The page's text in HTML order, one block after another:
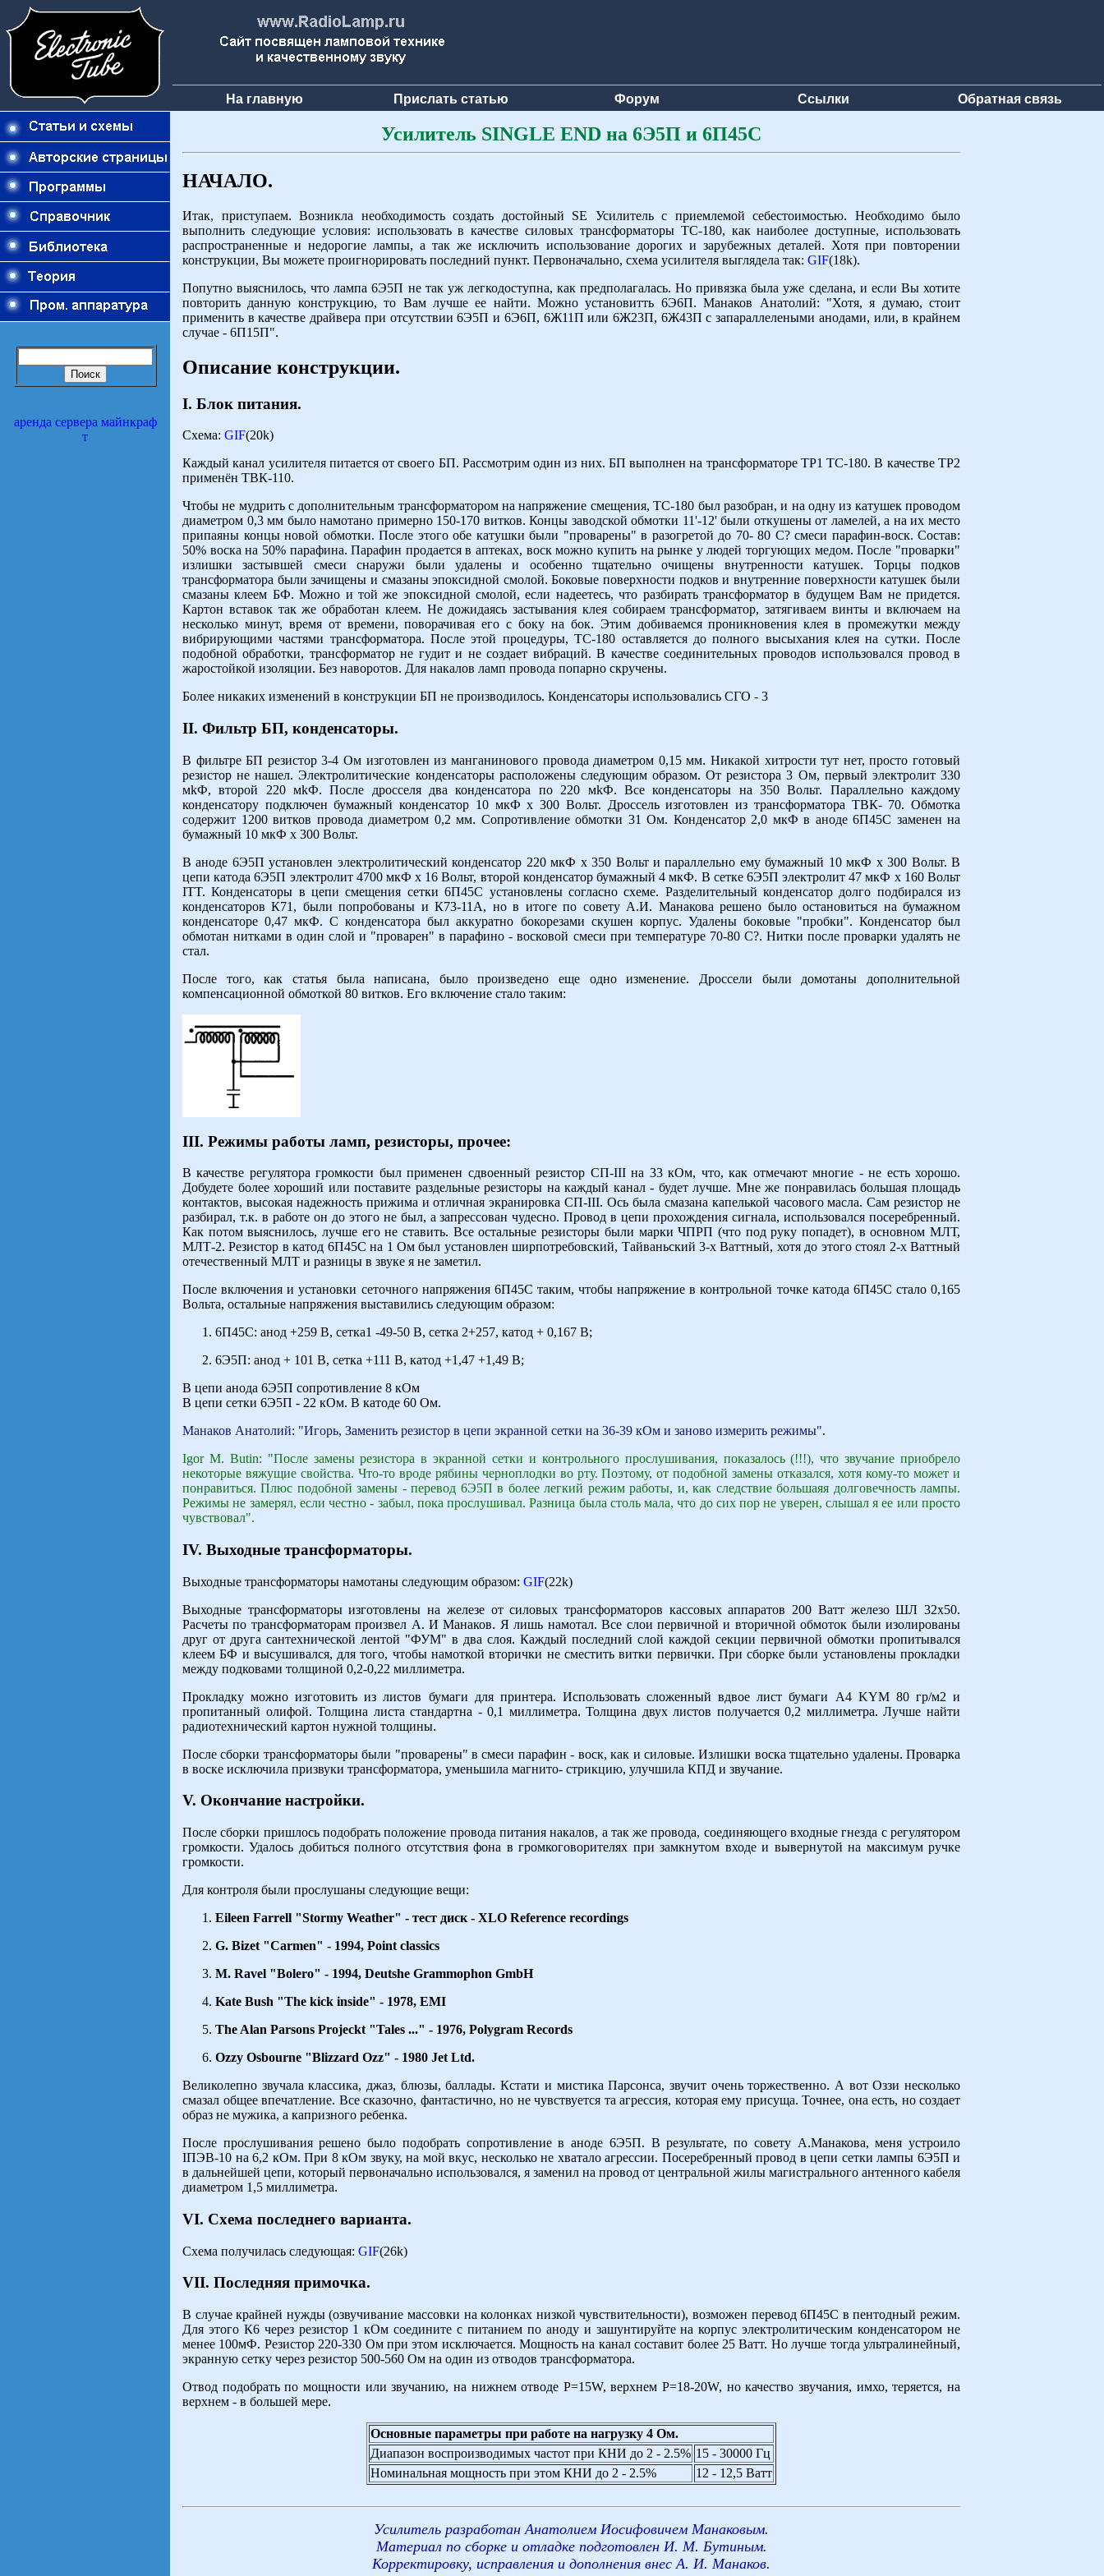
На главную Прислать статью Форум Ссылки Обратная связь
аренда сервера майнкраф
т
Усилитель SINGLE END на 6Э5П и 6П45С
НАЧАЛО.
Итак, приступаем. Возникла необходимость создать достойный SE Усилитель с приемлемой себестоимостью. Необходимо было
выполнить следующие условия: использовать в качестве силовых трансформаторы ТС-180, как наиболее доступные, использовать
распространенные и недорогие лампы, а так же исключить использование дорогих и зарубежных деталей. Хотя при повторении
конструкции, Вы можете проигнорировать последний пункт. Первоначально, схема усилителя выглядела так: GIF(18k).
Попутно выяснилось, что лампа 6Э5П не так уж легкодоступна, как предполагалась. Но привязка была уже сделана, и если Вы хотите
повторить данную конструкцию, то Вам лучше ее найти. Можно установитть 6Э6П. Манаков Анатолий: "Хотя, я думаю, стоит
применить в качестве драйвера при отсутствии 6Э5П и 6Э6П, 6Ж11П или 6Ж23П, 6Ж43П с запараллелеными анодами, или, в крайнем
случае - 6П15П".
Описание конструкции.
I. Блок питания.
Схема: GIF(20k)
Каждый канал усилителя питается от своего БП. Рассмотрим один из них. БП выполнен на трансформаторе ТР1 ТС-180. В качестве ТР2
применён ТВК-110.
Чтобы не мудрить с дополнительным трансформатором на напряжение смещения, ТС-180 был разобран, и на одну из катушек проводом
диаметром 0,3 мм было намотано примерно 150-170 витков. Концы заводской обмотки 11'-12' были откушены от ламелей, а на их место
припаяны концы новой обмотки. После этого обе катушки были "проварены" в разогретой до 70- 80 С? смеси парафин-воск. Состав:
50% воска на 50% парафина. Парафин продается в аптеках, воск можно купить на рынке у людей торгующих медом. После "проварки"
излишки застывшей смеси снаружи были удалены и особенно тщательно очищены внутренности катушек. Торцы подков
трансформатора были зачищены и смазаны эпоксидной смолой. Боковые поверхности подков и внутренние поверхности катушек были
смазаны клеем БФ. Можно и той же эпоксидной смолой, если надеетесь, что разбирать трансформатор в будущем Вам не придется.
Картон вставок так же обработан клеем. Не дожидаясь застывания клея собираем трансформатор, затягиваем винты и включаем на
несколько минут, время от времени, поворачивая его с боку на бок. Этим добиваемся проникновения клея в промежутки между
вибрирующими частями трансформатора. После этой процедуры, ТС-180 оставляется до полного высыхания клея на сутки. После
подобной обработки, трансформатор не гудит и не создает вибраций. В качестве соединительных проводов использовался провод в
жаростойкой изоляции. Без наворотов. Для накалов ламп провода попарно скручены.
Более никаких изменений в конструкции БП не производилось. Конденсаторы использовались СГО - 3
II. Фильтр БП, конденсаторы.
В фильтре БП резистор 3-4 Ом изготовлен из манганинового провода диаметром 0,15 мм. Никакой хитрости тут нет, просто готовый
резистор не нашел. Электролитические конденсаторы расположены следующим образом. От резистора 3 Ом, первый электролит 330
мkФ, второй 220 мkФ. После дросселя два конденсатора по 220 мkФ. Все конденсаторы на 350 Вольт. Параллельно каждому
конденсатору подключен бумажный конденсатор 10 мкФ х 300 Вольт. Дроссель изготовлен из трансформатора ТВК- 70. Обмотка
содержит 1200 витков провода диаметром 0,2 мм. Сопротивление обмотки 31 Ом. Конденсатор 2,0 мкФ в аноде 6П45С заменен на
бумажный 10 мкФ х 300 Вольт.
В аноде 6Э5П установлен электролитический конденсатор 220 мкФ х 350 Вольт и параллельно ему бумажный 10 мкФ х 300 Вольт. В
цепи катода 6Э5П электролит 4700 мкФ х 16 Вольт, второй конденсатор бумажный 4 мкФ. В сетке 6Э5П электролит 47 мкФ х 160 Вольт
ITT. Конденсаторы в цепи смещения сетки 6П45С установлены согласно схеме. Разделительный конденсатор долго подбирался из
конденсаторов К71, были попробованы и К73-11А, но в итоге по совету А.И. Манакова решено было остановиться на бумажном
конденсаторе 0,47 мкФ. С конденсатора был аккуратно бокорезами скушен корпус. Удалены боковые "пробки". Конденсатор был
обмотан нитками в один слой и "проварен" в парафино - восковой смеси при температуре 70-80 С?. Нитки после проварки удалять не
стал.
После того, как статья была написана, было произведено еще одно изменение. Дроссели были домотаны дополнительной
компенсационной обмоткой 80 витков. Его включение стало таким:
III. Режимы работы ламп, резисторы, прочее:
В качестве регулятора громкости был применен сдвоенный резистор СП-III на 33 кОм, что, как отмечают многие - не есть хорошо.
Добудете более хороший или поставите раздельные резисторы на каждый канал - будет лучше. Мне же понравилась большая площадь
контактов, высокая надежность прижима и отличная экранировка СП-III. Ось была смазана капелькой часового масла. Сам резистор не
разбирал, т.к. в работе он до этого не был, а запрессован чудесно. Провод в цепи прохождения сигнала, использовался посеребренный.
Как потом выяснилось, лучше его не ставить. Все остальные резисторы были марки ЧПРП (что под руку попадет), в основном МЛТ,
МЛТ-2. Резистор в катод 6П45С на 1 Ом был установлен ширпотребовский, Тайваньский 3-х Ваттный, хотя до этого стоял 2-х Ваттный
отечественный МЛТ и разницы в звуке я не заметил.
После включения и установки сеточного напряжения 6П45С таким, чтобы напряжение в контрольной точке катода 6П45С стало 0,165
Вольта, остальные напряжения выставились следующим образом:
6П45С: анод +259 В, сетка1 -49-50 В, сетка 2+257, катод + 0,167 В;
6Э5П: анод + 101 В, сетка +111 В, катод +1,47 +1,49 В;
В цепи анода 6Э5П сопротивление 8 кОм
В цепи сетки 6Э5П - 22 кОм. В катоде 60 Ом.
Манаков Анатолий: "Игорь, Заменить резистор в цепи экранной сетки на 36-39 кОм и заново измерить режимы".
Igor M. Butin: "После замены резистора в экранной сетки и контрольного прослушивания, показалось (!!!), что звучание приобрело
некоторые вяжущие свойства. Что-то вроде рябины черноплодки во рту. Поэтому, от подобной замены отказался, хотя кому-то может и
понравиться. Плюс подобной замены - перевод 6Э5П в более легкий режим работы, и, как следствие большаяя долговечность лампы.
Режимы не замерял, если честно - забыл, пока прослушивал. Разница была столь мала, что до сих пор не уверен, слышал я ее или просто
чувствовал".
IV. Выходные трансформаторы.
Выходные трансформаторы намотаны следующим образом: GIF(22k)
Выходные трансформаторы изготовлены на железе от силовых трансформаторов кассовых аппаратов 200 Ватт железо ШЛ 32х50.
Расчеты по трансформаторам произвел А. И Манаков. Я лишь намотал. Все слои первичной и вторичной обмоток были изолированы
друг от друга сантехнической лентой "ФУМ" в два слоя. Каждый последний слой каждой секции первичной обмотки пропитывался
клеем БФ и высушивался, для того, чтобы намоткой вторички не сместить витки первички. При сборке были установлены прокладки
между подковами толщиной 0,2-0,22 миллиметра.
Прокладку можно изготовить из листов бумаги для принтера. Использовать сложенный вдвое лист бумаги А4 KYM 80 гр/м2 и
пропитанный олифой. Толщина листа стандартна - 0,1 миллиметра. Толщина двух листов получается 0,2 миллиметра. Лучше найти
радиотехнический картон нужной толщины.
После сборки трансформаторы были "проварены" в смеси парафин - воск, как и силовые. Излишки воска тщательно удалены. Проварка
в воске исключила призвуки трансформатора, уменьшила магнито- стрикцию, улучшила КПД и звучание.
V. Окончание настройки.
После сборки пришлось подобрать положение провода питания накалов, а так же провода, соединяющего входные гнезда с регулятором
громкости. Удалось добиться полного отсутствия фона в громкоговорителях при замкнутом входе и вывернутой на максимум ручке
громкости.
Для контроля были прослушаны следующие вещи:
Eileen Farrell "Stormy Weather" - тест диск - XLO Reference recordings
G. Bizet "Carmen" - 1994, Point classics
M. Ravel "Bolero" - 1994, Deutshe Grammophon GmbH
Kate Bush "The kick inside" - 1978, EMI
The Alan Parsons Projeckt "Tales ..." - 1976, Polygram Records
Ozzy Osbourne "Blizzard Ozz" - 1980 Jet Ltd.
Великолепно звучала классика, джаз, блюзы, баллады. Кстати и мистика Парсонса, звучит очень торжественно. А вот Оззи несколько
смазал общее впечатление. Все сказочно, фантастично, но не чувствуется та агрессия, которая ему присуща. Точнее, она есть, но создает
образ не мужика, а капризного ребенка.
После прослушивания решено было подобрать сопротивление в аноде 6Э5П. В результате, по совету А.Манакова, меня устроило
IПЭВ-10 на 6,2 кОм. При 8 кОм звуку, на мой вкус, несколько не хватало агрессии. Посеребренный провод в цепи сетки лампы 6Э5П и
в дальнейшей цепи, который первоначально использовался, я заменил на провод от центральной жилы магистрального антенного кабеля
диаметром 1,5 миллиметра.
VI. Схема последнего варианта.
Схема получилась следующая: GIF(26k)
VII. Последняя примочка.
В случае крайней нужды (озвучивание массовки на колонках низкой чувствительности), возможен перевод 6П45С в пентодный режим.
Для этого К6 через резистор 1 кОм соедините с питанием по аноду и зашунтируйте на корпус электролитическим конденсатором не
менее 100мФ. Резистор 220-330 Ом при этом исключается. Мощность на канал составит более 25 Ватт. Но лучше тогда ультралинейный,
экранную сетку через резистор 500-560 Ом на один из отводов трансформатора.
Отвод подобрать по мощности или звучанию, на нижнем отводе Р=15W, верхнем Р=18-20W, но качество звучания, имхо, теряется, на
верхнем - в большей мере.
Основные параметры при работе на нагрузку 4 Ом.
Диапазон воспроизводимых частот при КНИ до 2 - 2.5% 15 - 30000 Гц
Номинальная мощность при этом КНИ до 2 - 2.5%
12 - 12,5 Ватт
Усилитель разработан Анатолием Иосифовичем Манаковым.
Материал по сборке и отладке подготовлен И. М. Бутиным.
Корректировку, исправления и дополнения внес А. И. Манаков.